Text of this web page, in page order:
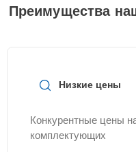
Преимущества
Низкие цены
Конкурентные цены
комплектующих